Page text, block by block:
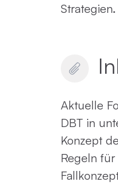
Strategien.
Aktuelle
DBT in
Konzept
Regeln für